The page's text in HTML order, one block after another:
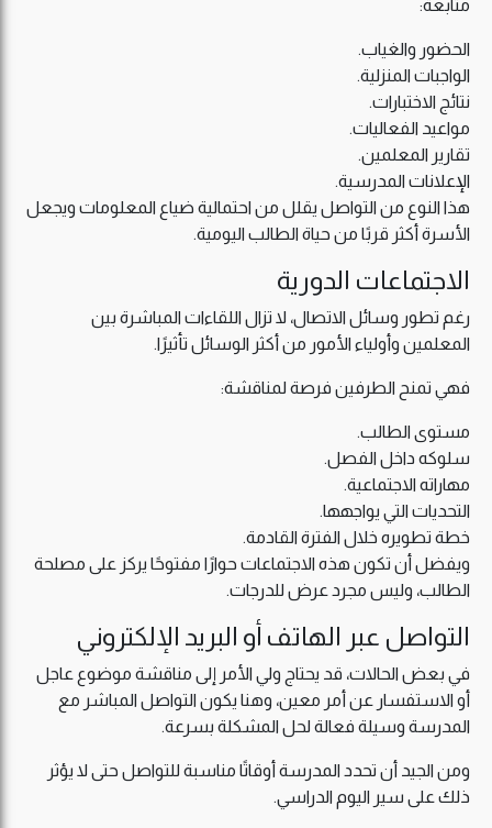
متابعة:
الحضور والغياب.
الواجبات المنزلية.
نتائج الاختبارات.
مواعيد الفعاليات.
تقارير المعلمين.
الإعلانات المدرسية.
هذا النوع من التواصل يقلل من احتمالية ضياع المعلومات ويجعل
الأسرة أكثر قربًا من حياة الطالب اليومية.
الاجتماعات الدورية
رغم تطور وسائل الاتصال، لا تزال اللقاءات المباشرة بين
المعلمين وأولياء الأمور من أكثر الوسائل تأثيرًا.
فهي تمنح الطرفين فرصة لمناقشة:
مستوى الطالب.
سلوكه داخل الفصل.
مهاراته الاجتماعية.
التحديات التي يواجهها.
خطة تطويره خلال الفترة القادمة.
ويفضل أن تكون هذه الاجتماعات حوارًا مفتوحًا يركز على مصلحة
الطالب، وليس مجرد عرض للدرجات.
التواصل عبر الهاتف أو البريد الإلكتروني
في بعض الحالات، قد يحتاج ولي الأمر إلى مناقشة موضوع عاجل
أو الاستفسار عن أمر معين، وهنا يكون التواصل المباشر مع
المدرسة وسيلة فعالة لحل المشكلة بسرعة.
ومن الجيد أن تحدد المدرسة أوقاتًا مناسبة للتواصل حتى لا يؤثر
ذلك على سير اليوم الدراسي.